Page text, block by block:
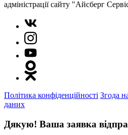
адміністрації сайту "Айсберг
Політика конфіденційності Згода
даних
Дякую! Ваша заявка